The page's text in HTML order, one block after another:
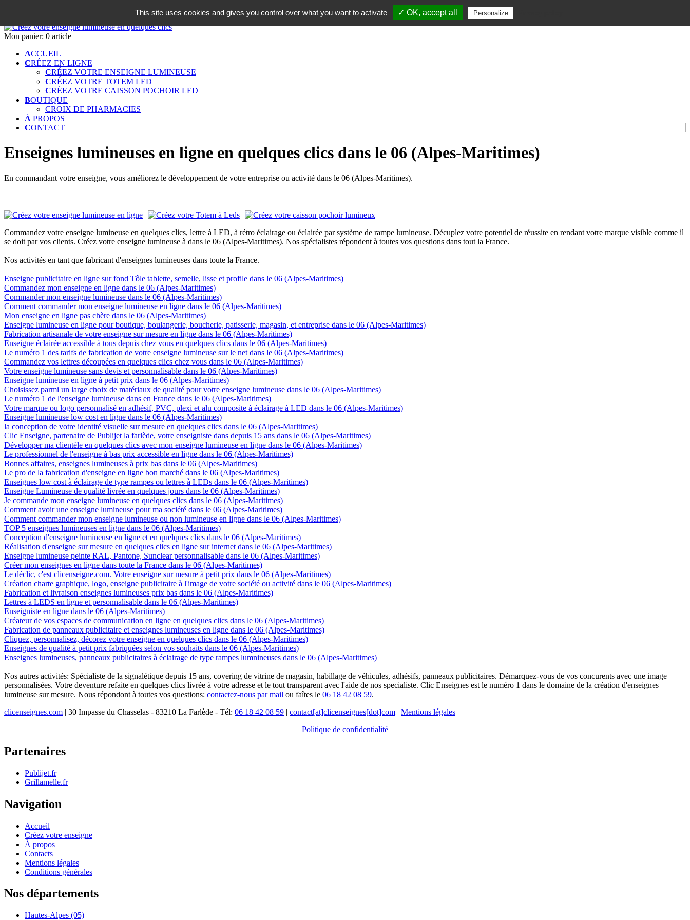
Mon panier: 0 article
ACCUEIL
CRÉEZ EN LIGNE
CRÉEZ VOTRE ENSEIGNE LUMINEUSE
CRÉEZ VOTRE TOTEM LED
CRÉEZ VOTRE CAISSON POCHOIR LED
BOUTIQUE
CROIX DE PHARMACIES
À PROPOS
CONTACT
Enseignes lumineuses en ligne en quelques clics dans le 06 (Alpes-Maritimes)
En commandant votre enseigne, vous améliorez le développement de votre entreprise ou activité dans le 06 (Alpes-Maritimes).
Commandez votre enseigne lumineuse en quelques clics, lettre à LED, à rétro éclairage ou éclairée par système de rampe lumineuse. Décuplez votre potentiel de réussite en rendant votre marque visible comme il
se doit par vos clients. Créez votre enseigne lumineuse à dans le 06 (Alpes-Maritimes). Nos spécialistes répondent à toutes vos questions dans tout la France.
Nos activités en tant que fabricant d'enseignes lumineuses dans toute la France.
Enseigne publicitaire en ligne sur fond Tôle tablette, semelle, lisse et profile dans le 06 (Alpes-Maritimes)
Commandez mon enseigne en ligne dans le 06 (Alpes-Maritimes)
Commander mon enseigne lumineuse dans le 06 (Alpes-Maritimes)
Comment commander mon enseigne lumineuse en ligne dans le 06 (Alpes-Maritimes)
Mon enseigne en ligne pas chère dans le 06 (Alpes-Maritimes)
Enseigne lumineuse en ligne pour boutique, boulangerie, boucherie, patisserie, magasin, et entreprise dans le 06 (Alpes-Maritimes)
Fabrication artisanale de votre enseigne sur mesure en ligne dans le 06 (Alpes-Maritimes)
Enseigne éclairée accessible à tous depuis chez vous en quelques clics dans le 06 (Alpes-Maritimes)
Le numéro 1 des tarifs de fabrication de votre enseigne lumineuse sur le net dans le 06 (Alpes-Maritimes)
Commandez vos lettres découpées en quelques clics chez vous dans le 06 (Alpes-Maritimes)
Votre enseigne lumineuse sans devis et personnalisable dans le 06 (Alpes-Maritimes)
Enseigne lumineuse en ligne à petit prix dans le 06 (Alpes-Maritimes)
Choisissez parmi un large choix de matériaux de qualité pour votre enseigne lumineuse dans le 06 (Alpes-Maritimes)
Le numéro 1 de l'enseigne lumineuse dans en France dans le 06 (Alpes-Maritimes)
Votre marque ou logo personnalisé en adhésif, PVC, plexi et alu composite à éclairage à LED dans le 06 (Alpes-Maritimes)
Enseigne lumineuse low cost en ligne dans le 06 (Alpes-Maritimes)
la conception de votre identité visuelle sur mesure en quelques clics dans le 06 (Alpes-Maritimes)
Clic Enseigne, partenaire de Publijet la farlède, votre enseigniste dans depuis 15 ans dans le 06 (Alpes-Maritimes)
Développer ma clientèle en quelques clics avec mon enseigne lumineuse en ligne dans le 06 (Alpes-Maritimes)
Le professionnel de l'enseigne à bas prix accessible en ligne dans le 06 (Alpes-Maritimes)
Bonnes affaires, enseignes lumineuses à prix bas dans le 06 (Alpes-Maritimes)
Le pro de la fabrication d'enseigne en ligne bon marché dans le 06 (Alpes-Maritimes)
Enseignes low cost à éclairage de type rampes ou lettres à LEDs dans le 06 (Alpes-Maritimes)
Enseigne Lumineuse de qualité livrée en quelques jours dans le 06 (Alpes-Maritimes)
Je commande mon enseigne lumineuse en quelques clics dans le 06 (Alpes-Maritimes)
Comment avoir une enseigne lumineuse pour ma société dans le 06 (Alpes-Maritimes)
Comment commander mon enseigne lumineuse ou non lumineuse en ligne dans le 06 (Alpes-Maritimes)
TOP 5 enseignes lumineuses en ligne dans le 06 (Alpes-Maritimes)
Conception d'enseigne lumineuse en ligne et en quelques clics dans le 06 (Alpes-Maritimes)
Réalisation d'enseigne sur mesure en quelques clics en ligne sur internet dans le 06 (Alpes-Maritimes)
Enseigne lumineuse peinte RAL, Pantone, Sunclear personnalisable dans le 06 (Alpes-Maritimes)
Créer mon enseignes en ligne dans toute la France dans le 06 (Alpes-Maritimes)
Le déclic, c'est clicenseigne.com. Votre enseigne sur mesure à petit prix dans le 06 (Alpes-Maritimes)
Création charte graphique, logo, enseigne publicitaire à l'image de votre société ou activité dans le 06 (Alpes-Maritimes)
Fabrication et livraison enseignes lumineuses prix bas dans le 06 (Alpes-Maritimes)
Lettres à LEDS en ligne et personnalisable dans le 06 (Alpes-Maritimes)
Enseigniste en ligne dans le 06 (Alpes-Maritimes)
Créateur de vos espaces de communication en ligne en quelques clics dans le 06 (Alpes-Maritimes)
Fabrication de panneaux publicitaire et enseignes lumineuses en ligne dans le 06 (Alpes-Maritimes)
Cliquez, personnalisez, décorez votre enseigne en quelques clics dans le 06 (Alpes-Maritimes)
Enseignes de qualité à petit prix fabriquées selon vos souhaits dans le 06 (Alpes-Maritimes)
Enseignes lumineuses, panneaux publicitaires à éclairage de type rampes lumnineuses dans le 06 (Alpes-Maritimes)
Nos autres activités: Spécialiste de la signalétique depuis 15 ans, covering de vitrine de magasin, habillage de véhicules, adhésifs, panneaux publicitaires. Démarquez-vous de vos concurents avec une image
personnalisées. Votre deventure refaite en quelques clics livrée à votre adresse et le tout transparent avec l'aide de nos specialiste. Clic Enseignes est le numéro 1 dans le domaine de la création d'enseignes
lumineuse sur mesure. Nous répondont à toutes vos questions: contactez-nous par mail ou faîtes le 06 18 42 08 59.
clicenseignes.com | 30 Impasse du Chasselas - 83210 La Farlède - Tél: 06 18 42 08 59 | contact[at]clicenseignes[dot]com | Mentions légales
Politique de confidentialité
Partenaires
Publijet.fr
Grillamelle.fr
Navigation
Accueil
Créez votre enseigne
À propos
Contacts
Mentions légales
Conditions générales
Nos départements
Hautes-Alpes (05)
This site uses cookies and gives you control over what you want to activate ✓ OK, accept all Personalize